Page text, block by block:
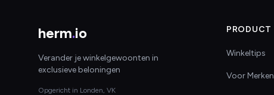
herm.io
Verander je winkelgewoonten in
exclusieve beloningen
Opgericht in Londen, VK
PRODUCT
Winkeltips
Voor Merken